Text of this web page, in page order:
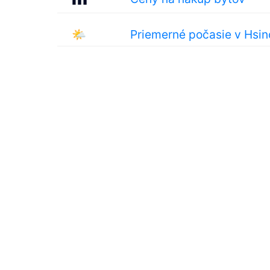
🌤 Priemerné počasie v